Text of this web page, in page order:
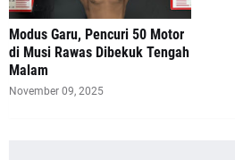
Modus Garu, Pencuri 50 Motor
di Musi Rawas Dibekuk Tengah
Malam
November 09, 2025